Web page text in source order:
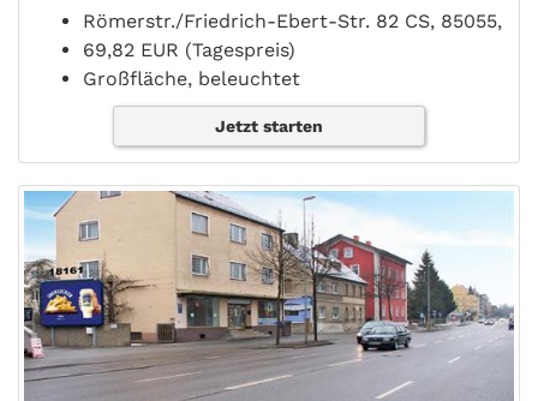
Römerstr./Friedrich-Ebert-Str. 82 CS, 85055,
69,82 EUR (Tagespreis)
Großfläche, beleuchtet
Jetzt starten